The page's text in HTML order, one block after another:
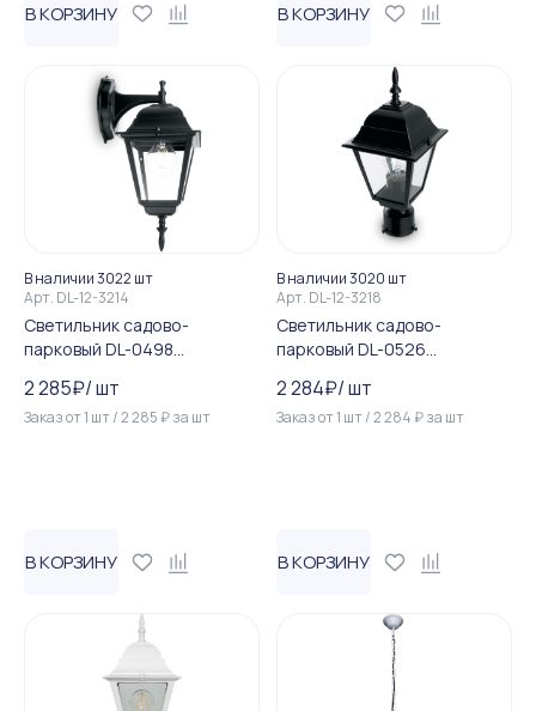
В КОРЗИНУ В КОРЗИНУ
В наличии 3022 шт
Арт. DL-12-3214
Светильник садово-
парковый DL-0498
2 285₽/шт
Заказ от1 шт/2 285 ₽за шт
В КОРЗИНУ
В наличии 3020 шт
Арт. DL-12-3218
Светильник садово-
парковый DL-0526
2 284₽/шт
Заказ от1 шт/2 284 ₽за шт
В КОРЗИНУ